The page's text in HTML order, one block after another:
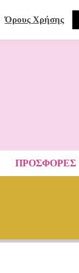
ΠΡΟΣΦΟΡΕΣ
Όρους Χρήσης